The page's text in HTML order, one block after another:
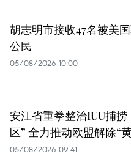
胡志明市接收47名被美
公民
05/08/2026 10:00
安江省重拳整治IUU捕捞
区” 全力推动欧盟解除“
05/08/2026 09:41